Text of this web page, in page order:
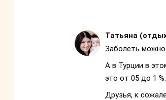
Татьяна
Заболеть можно
А в Турции в
это от 05 до 1 %.
Друзья, к